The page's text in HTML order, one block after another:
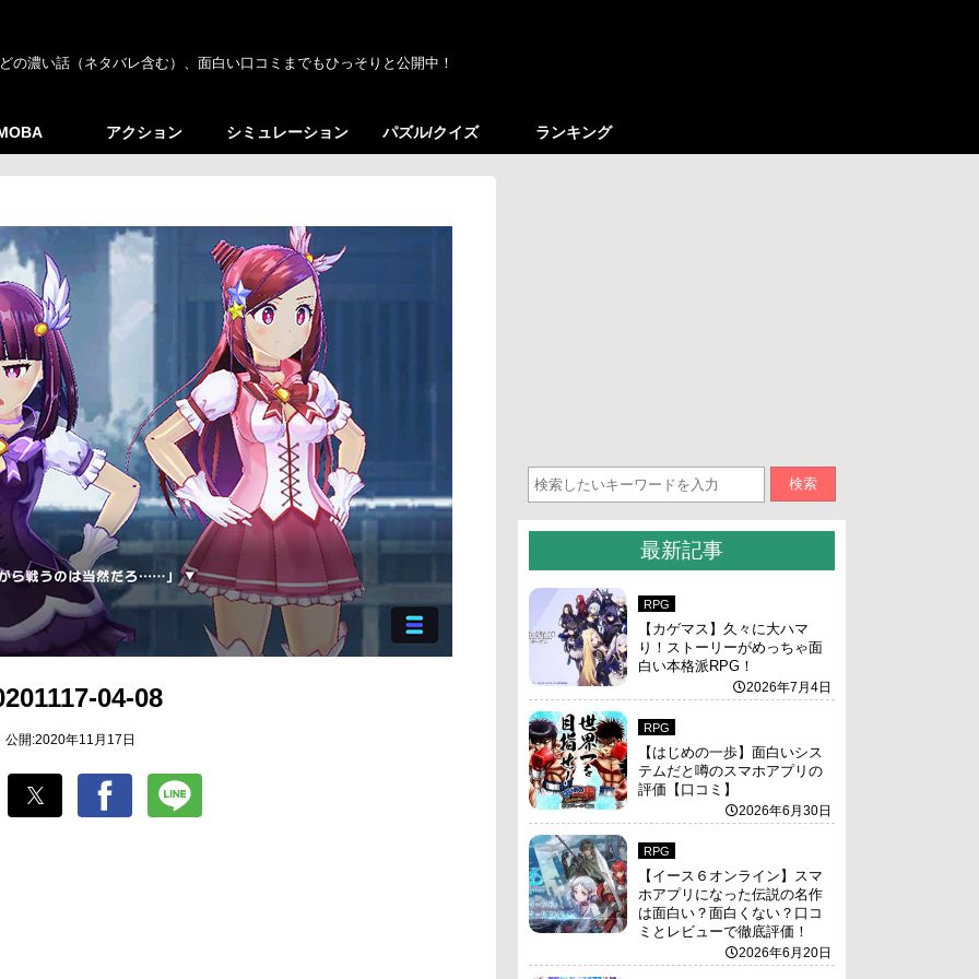
濃い話（ネタバレ含む）、面白い口コミまでもひっそりと公開中！
アクション シミュレーション パズル/クイズ ランキング
04-08
公開:2020年11月17日
検索
最新記事
RPG
【カゲマス】久々に大ハマ
り！ストーリーがめっちゃ面
白い本格派RPG！
2026年7月4日
RPG
【はじめの一歩】面白いシス
テムだと噂のスマホアプリの
評価【口コミ】
2026年6月30日
RPG
【イース６オンライン】スマ
ホアプリになった伝説の名作
は面白い？面白くない？口コ
ミとレビューで徹底評価！
2026年6月20日